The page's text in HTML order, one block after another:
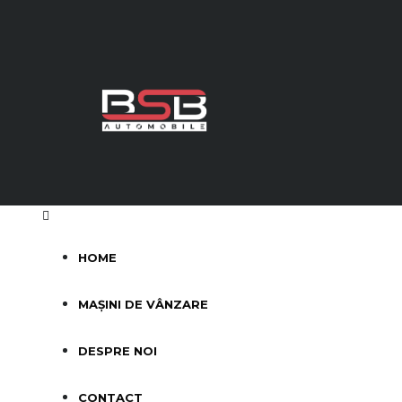
HOME
MAȘINI DE VÂNZARE
DESPRE NOI
CONTACT